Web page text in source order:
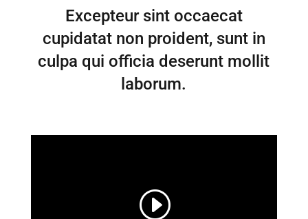
Excepteur sint occaecat
cupidatat non proident, sunt in
culpa qui officia deserunt mollit
laborum.